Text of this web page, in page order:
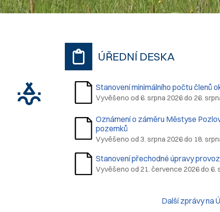
ÚŘEDNÍ DESKA
Stanovení minimálního počtu členů
Vyvěšeno od 6. srpna 2026 do 26.
Oznámení o záměru Městyse
pozemků
Vyvěšeno od 3. srpna 2026 do 18.
Stanovení přechodné úpravy
Vyvěšeno od 21. července 2026 do 6.
Další zprávy na